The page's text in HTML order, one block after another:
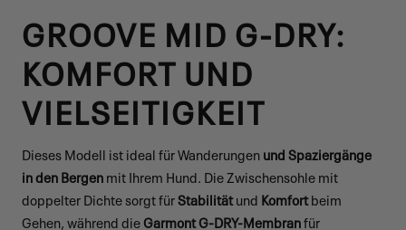
GROOVE MID G-DRY:
KOMFORT UND
VIELSEITIGKEIT
Dieses Modell ist ideal für Wanderungenund Spaziergänge
in den Bergenmit Ihrem Hund. Die Zwischensohle mit
doppelter Dichte sorgt fürStabilitätund Komfortbeim
Gehen, während dieGarmont G-DRY-Membranfür